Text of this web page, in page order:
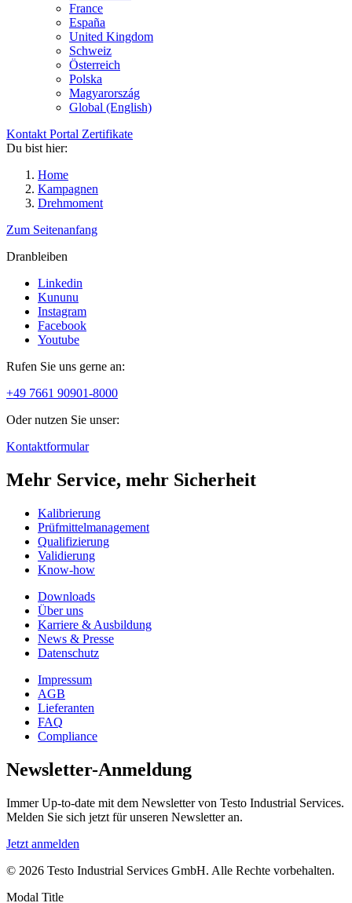
France
España
United Kingdom
Schweiz
Österreich
Polska
Magyarország
Global (English)
Kontakt Portal Zertifikate
Du bist hier:
Home
Kampagnen
Drehmoment
Zum Seitenanfang
Dranbleiben
Linkedin
Kununu
Instagram
Facebook
Youtube
Rufen Sie uns gerne an:
+49 7661 90901-8000
Oder nutzen Sie unser:
Kontaktformular
Mehr Service, mehr Sicherheit
Kalibrierung
Prüfmittelmanagement
Qualifizierung
Validierung
Know-how
Downloads
Über uns
Karriere & Ausbildung
News & Presse
Datenschutz
Impressum
AGB
Lieferanten
FAQ
Compliance
Newsletter-Anmeldung
Immer Up-to-date mit dem Newsletter von Testo Industrial Services.
Melden Sie sich jetzt für unseren Newsletter an.
Jetzt anmelden
© 2026 Testo Industrial Services GmbH. Alle Rechte vorbehalten.
Modal Title